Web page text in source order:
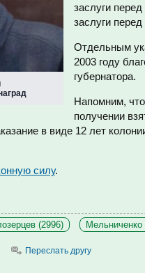
заслуги
заслуги
Отдельным
2003 году
губернатора.
Напомним,
получении
в виде 12 лет
силу.
(2996)
Переслать другу